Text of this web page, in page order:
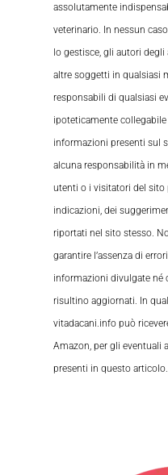
assolutamente
veterinario. In nessun
lo gestisce, gli autori
altre soggetti in qualsiasi
responsabili di qualsiasi
ipoteticamente
informazioni presenti sul
alcuna responsabilità in
utenti o i visitatori del sito
indicazioni, dei
riportati nel sito stesso.
garantire l’assenza di
informazioni divulgate né
risultino aggiornati. In
vitadacani.info può
Amazon, per gli eventuali
presenti in questo articolo.